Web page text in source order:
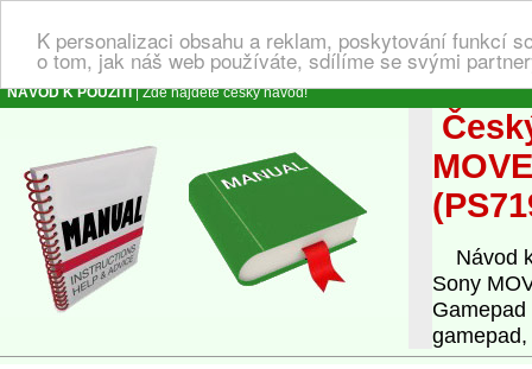
K personalizaci obsahu a reklam, poskytování funkcí
o tom, jak náš web používáte, sdílíme se svými
NÁVOD K POUŽITÍ| Zde najdete český návod!
Návod k
Sony